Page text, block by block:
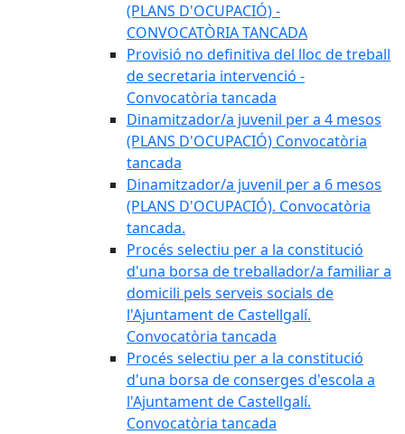
(PLANS D'OCUPACIÓ) -
CONVOCATÒRIA TANCADA
Provisió no definitiva del lloc de treball
de secretaria intervenció -
Convocatòria tancada
Dinamitzador/a juvenil per a 4 mesos
(PLANS D'OCUPACIÓ) Convocatòria
tancada
Dinamitzador/a juvenil per a 6 mesos
(PLANS D'OCUPACIÓ). Convocatòria
tancada.
Procés selectiu per a la constitució
d'una borsa de treballador/a familiar a
domicili pels serveis socials de
l'Ajuntament de Castellgalí.
Convocatòria tancada
Procés selectiu per a la constitució
d'una borsa de conserges d'escola a
l'Ajuntament de Castellgalí.
Convocatòria tancada